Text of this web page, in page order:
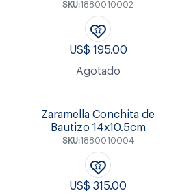
SKU:1880010002
US$ 195.00
Agotado
Zaramella Conchita de
Bautizo 14x10.5cm
SKU:1880010004
US$315.00